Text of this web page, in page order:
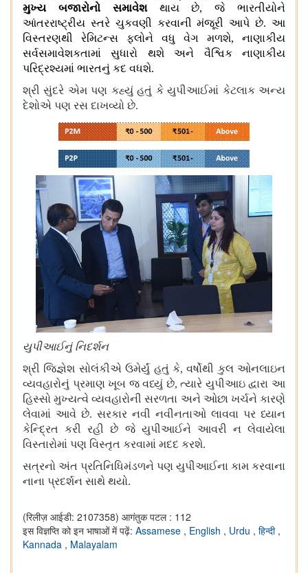
મુખ્ય બજારોનો સમાવેશ થાય છે,જે ભારતીયોને
આંતરરાષ્ટ્રીય સ્તરે ચુકવણી કરવાની મંજૂરી આપે છે.આ
વિસ્તરણથી રેમિટન્સ ફ્લોને વધુ વેગ મળશે, નાણાકીય
સર્વસમાવેશકતામાં સુધારો થશે અને વૈશ્વિક નાણાકીય
પરિદ્રશ્યમાં ભારતનું કદ વધશે.
શ્રી સુંદરે એમ પણ કહ્યું હતું કે યુપીઆઈમાં કેટલાક અન્ય
દેશોએ પણ રસ દાખવ્યો છે.
યુપીઆઈનું નિદર્શન
શ્રી જિજ્ઞેશ સોલંકીએ ઉમેર્યું હતું કે,વર્ષોથી કુલ ઓનલાઇન
વ્યવહારોનું પ્રમાણ ખૂબ જ વધ્યું છે,ત્યારે યુપીઆઇ દ્વારા આ
હિસ્સો મુખ્યત્વે વ્યવહારોની સરળતા અને ઓછા ખર્ચને કારણે
લેવામાં આવે છે. સરકાર નવી નવીનતાઓ લાવવા પર ધ્યાન
કેન્દ્રિત કરી રહી છે જે યુપીઆઈને આવરી ન લેવાયેલા
વિસ્તારોમાં પણ વિસ્તૃત કરવામાં મદદ કરશે.
સત્રનો અંત પ્રતિનિધિમંડળને પણ યુપીઆઈના કામ કરવાના
નાના પ્રદર્શન સાથે થયો.
(रिलीज़ आईडी: 2107358) आगंतुक पटल : 112
इस विज्ञप्ति को इन भाषाओं में पढ़ें: Assamese , English , Urdu , हिन्दी ,
Kannada , Malayalam